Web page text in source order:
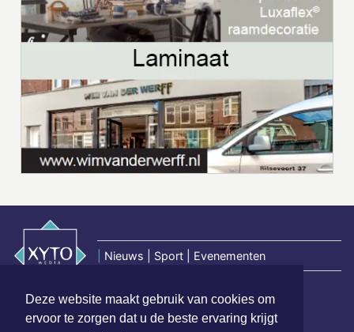
Deze website maakt gebruik van cookies om
ervoor te zorgen dat u de beste ervaring krijgt
Nieuws | Sport | Evenementen
Hoofdvestiging: